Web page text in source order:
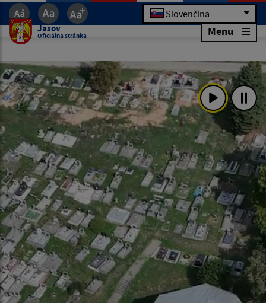
Slovenčina
Jasov
Oficiálna stránka Menu